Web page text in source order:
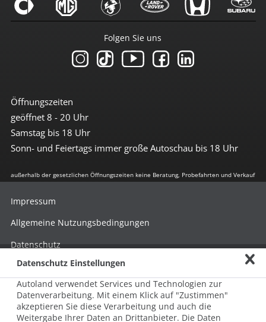
Öffnungszeiten
geöffnet 8 - 20 Uhr
Samstag bis 18 Uhr
Sonn- und Feiertags immer große Autoschau bis 18 Uhr
Folgen Sie uns
außerhalb der gesetzlichen Öffnungszeiten keine Beratung, Probefahrten und Verkauf
Impressum
Allgemeine Nutzungsbedingungen
Datenschutz
Hinweisgebersystem nach HinSchG
Beschwerde nach LkSG
Grundsatzerklärung zum LkSG
Datenschutz Einstellungen
Autoland verwendet Services und Technologien zur
Datenverarbeitung. Mit einem Klick auf "Zustimmen"
akzeptieren Sie diese Verarbeitung und auch die
Weitergabe Ihrer Daten an Drittanbieter. Die Daten